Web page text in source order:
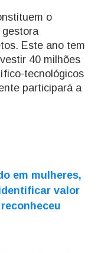
o
Este ano tem
40 milhões
tecnológicos
participará a
em mulheres,
valor